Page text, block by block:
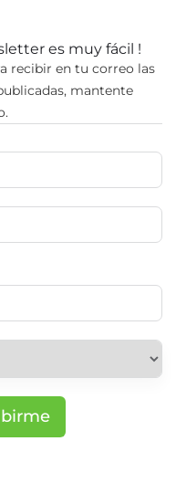
es muy fácil !
recibir en tu correo las
mantente